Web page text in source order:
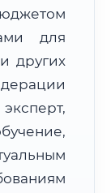
для
других